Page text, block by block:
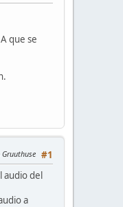
que se
#1
Gruuthuse
audio del
a